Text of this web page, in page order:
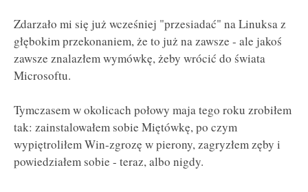
Zdarzało mi się już wcześniej "przesiadać" na Linuksa z
głębokim przekonaniem, że to już na zawsze - ale jakoś
zawsze znalazłem wymówkę, żeby wrócić do świata
Microsoftu.
Tymczasem w okolicach połowy maja tego roku zrobiłem
tak: zainstalowałem sobie Miętówkę, po czym
wypiętroliłem Win-zgrozę w pierony, zagryzłem zęby i
powiedziałem sobie - teraz, albo nigdy.